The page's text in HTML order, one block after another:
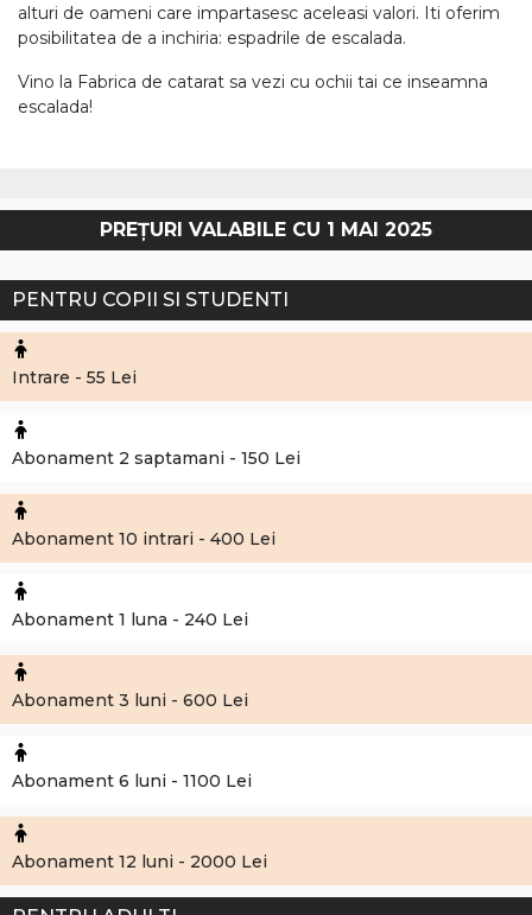
alturi de oameni care impartasesc aceleasi valori. Iti oferim
posibilitatea de a inchiria: espadrile de escalada.
Vino la Fabrica de catarat sa vezi cu ochii tai ce inseamna
escalada!
PREȚURI VALABILE CU 1 MAI 2025
PENTRU COPII SI STUDENTI
Intrare - 55 Lei
Abonament 2 saptamani - 150 Lei
Abonament 10 intrari - 400 Lei
Abonament 1 luna - 240 Lei
Abonament 3 luni - 600 Lei
Abonament 6 luni - 1100 Lei
Abonament 12 luni - 2000 Lei